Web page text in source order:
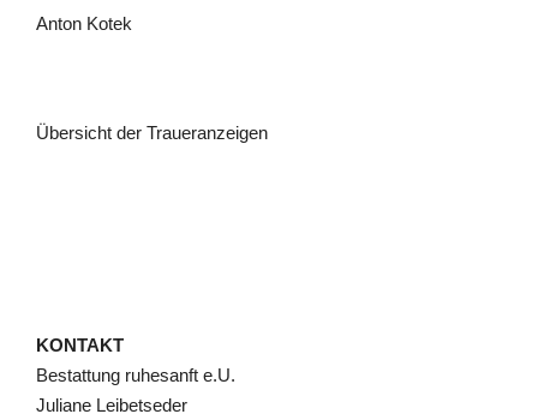
Anton Kotek
Übersicht der Traueranzeigen
KONTAKT
Bestattung ruhesanft e.U.
Juliane Leibetseder